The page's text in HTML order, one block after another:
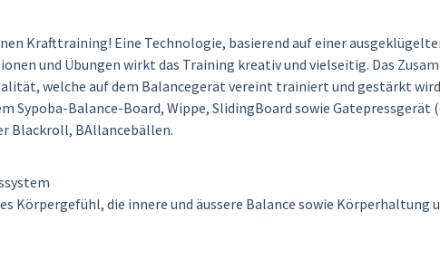
Krafttraining! Eine Technologie, basierend auf einer
und Übungen wirkt das Training kreativ und vielseitig. Das
welche auf dem Balancegerät vereint trainiert und gestärkt
Sypoba-Balance-Board, Wippe, SlidingBoard sowie Gatepressgerät
Blackroll, BAllancebällen.
Körpergefühl, die innere und äussere Balance sowie Körperhaltung